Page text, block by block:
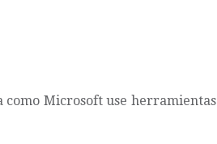
como Microsoft use herramientas